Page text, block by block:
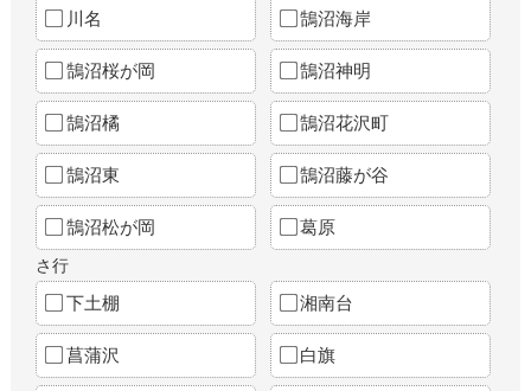
川名 鵠沼海岸
鵠沼桜が岡 鵠沼神明
鵠沼橘 鵠沼花沢町
鵠沼東 鵠沼藤が谷
鵠沼松が岡 葛原
さ行
下土棚 湘南台
菖蒲沢 白旗